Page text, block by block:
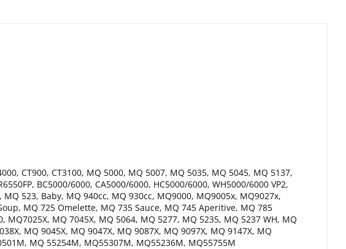
CT900, CT3100, MQ 5000, MQ 5007, MQ 5035, MQ 5045, MQ 5137,
BC5000/6000, CA5000/6000, HC5000/6000, WH5000/6000 VP2,
523, Baby, MQ 940cc, MQ 930cc, MQ9000, MQ9005x, MQ9027x,
MQ 725 Omelette, MQ 735 Sauce, MQ 745 Aperitive, MQ 785
MQ 7045X, MQ 5064, MQ 5277, MQ 5235, MQ 5237 WH, MQ
MQ 9045X, MQ 9047X, MQ 9087X, MQ 9097X, MQ 9147X, MQ
MQ 55254M, MQ55307M, MQ55236M, MQ55755M